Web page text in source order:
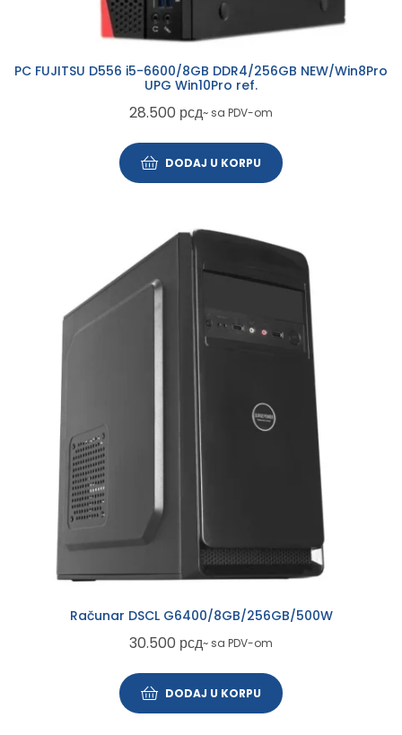
PC FUJITSU D556 i5-6600/8GB DDR4/256GB NEW/Win8Pro
UPG Win10Pro ref.
28.500 рсд~ sa PDV-om
DODAJ U KORPU
Računar DSCL G6400/8GB/256GB/500W
30.500 рсд~ sa PDV-om
DODAJ U KORPU